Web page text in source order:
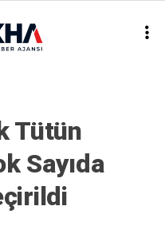
31.2
Tütün
Sayıda